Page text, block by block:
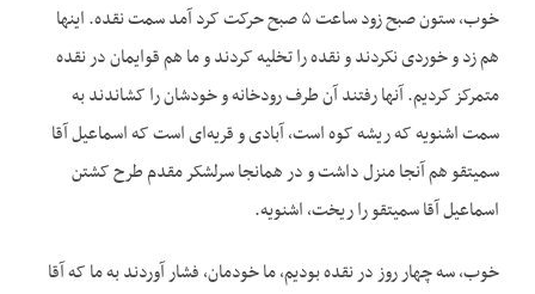
خوب، ستون صبح زود ساعت ۵ صبح حرکت کرد آمد سمت نقده. اینها
هم زد و خوردی نکردند و نقده را تخلیه کردند و ما هم قوایمان در نقده
متمرکز کردیم. آنها رفتند آن طرف رودخانه و خودشان را کشاندند به
سمت اشنویه که ریشه کوه است، آبادی و قریه‌ای است که اسماعیل آقا
سمیتقو هم آنجا منزل داشت و در همانجا سرلشکر مقدم طرح کشتن
اسماعیل آقا سمیتقو را ریخت، اشنویه.
خوب، سه چهار روز در نقده بودیم، ما خودمان، فشار آوردند به ما که آقا